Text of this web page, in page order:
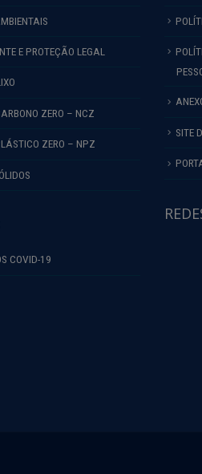
E PROTEÇÃO LEGAL
ZERO – NCZ
ZERO – NPZ
COVID-19
SITE